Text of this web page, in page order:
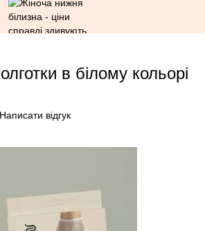
в білому кольорі
Написати відгук